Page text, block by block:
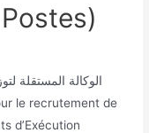
d’Exécution